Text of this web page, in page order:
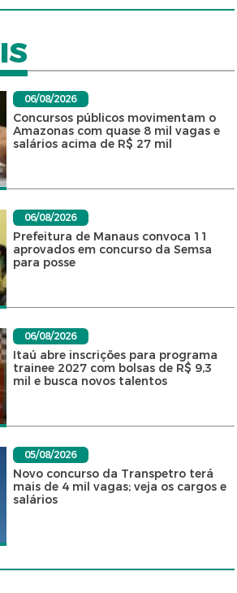
06/08/2026
Concursos públicos movimentam o
Amazonas com quase 8 mil vagas e
salários acima de R$ 27 mil
06/08/2026
Prefeitura de Manaus convoca 11
aprovados em concurso da Semsa
para posse
06/08/2026
Itaú abre inscrições para programa
trainee 2027 com bolsas de R$ 9,3
mil e busca novos talentos
05/08/2026
Novo concurso da Transpetro terá
mais de 4 mil vagas; veja os cargos e
salários